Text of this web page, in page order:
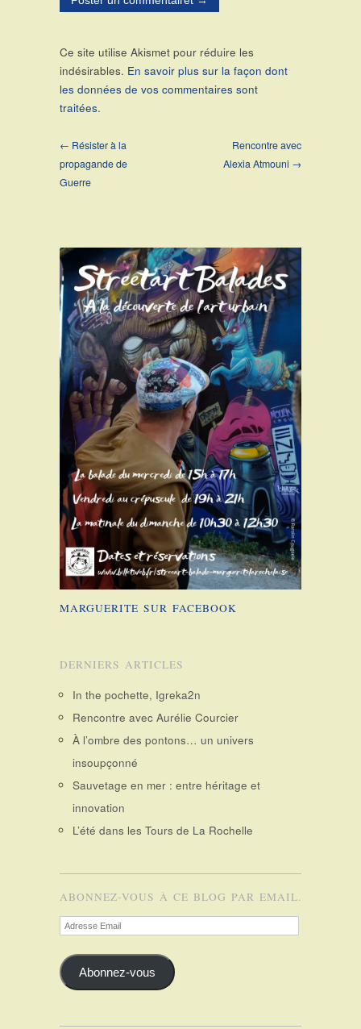
Ce site utilise Akismet pour réduire les
indésirables. En savoir plus sur la façon dont
les données de vos commentaires sont
traitées.
← Résister à la
propagande de
Guerre
Rencontre avec
Alexia Atmouni →
MARGUERITE SUR FACEBOOK
DERNIERS ARTICLES
In the pochette, Igreka2n
Rencontre avec Aurélie Courcier
À l’ombre des pontons… un univers
insoupçonné
Sauvetage en mer : entre héritage et
innovation
L’été dans les Tours de La Rochelle
ABONNEZ-VOUS À CE BLOG PAR EMAIL.
Adresse
Email
Abonnez-vous